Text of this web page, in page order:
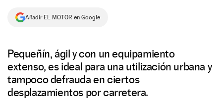
NEWSLETTER
Añadir EL MOTOR en Google
Pequeñín, ágil y con un equipamiento
extenso, es ideal para una utilización urbana y
tampoco defrauda en ciertos
desplazamientos por carretera.